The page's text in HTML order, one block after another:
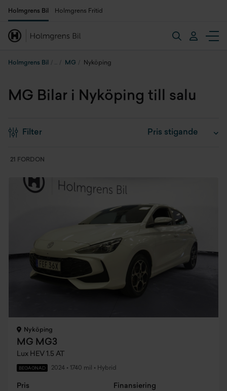
Holmgrens Bil Holmgrens Fritid
Holmgrens Bil MG Nyköping
MG Bilar i Nyköping till salu
Filter
21 FORDON
Nyköping
MG MG3
Lux HEV 1.5 AT
BEGAGNAD 2024 • 1740 mil • Hybrid
Pris Finansiering